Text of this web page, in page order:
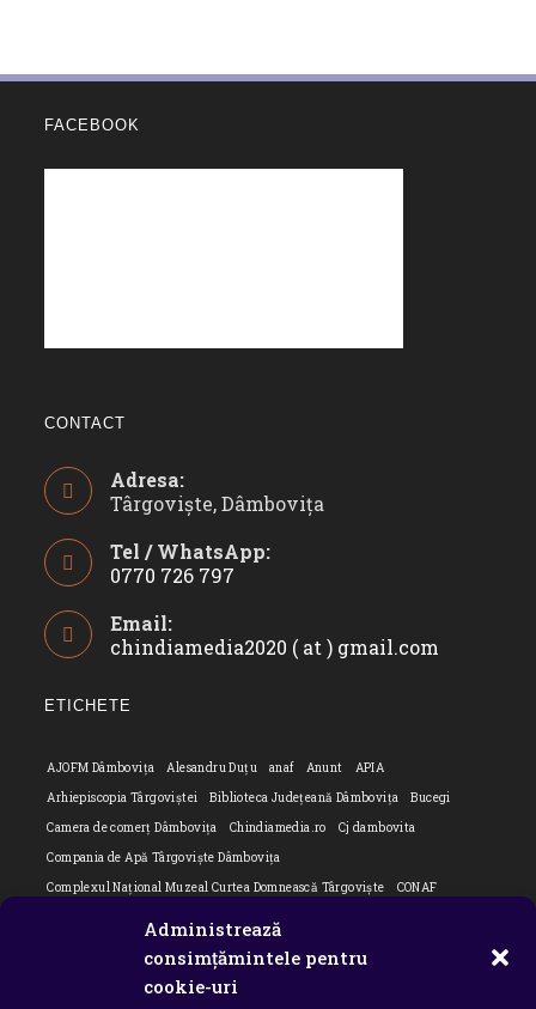
Administrează
consimțămintele pentru
cookie-uri
FACEBOOK
CONTACT
Adresa:
Târgoviște, Dâmbovița
Tel / WhatsApp:
0770 726 797
in
your
Email:
chindiamedia2020 ( at ) gmail.com
ETICHETE
AJOFM Dâmbovița Alesandru Duțu anaf Anunt
APIA
Arhiepiscopia Târgoviștei
Biblioteca Județeană Dâmbovița
Bucegi
Camera de comerț Dâmbovița
Chindiamedia.ro
Cj dambovita
Compania de Apă Târgoviște Dâmbovița
Complexul Național Muzeal Curtea Domnească Târgoviște
CONAF
Flori Bungete
intreruperi energie electrica
ipj dambovita